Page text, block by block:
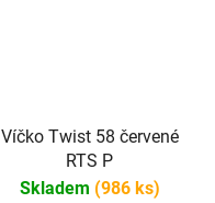
Víčko Twist 58 červené
RTS P
Skladem (986 ks)